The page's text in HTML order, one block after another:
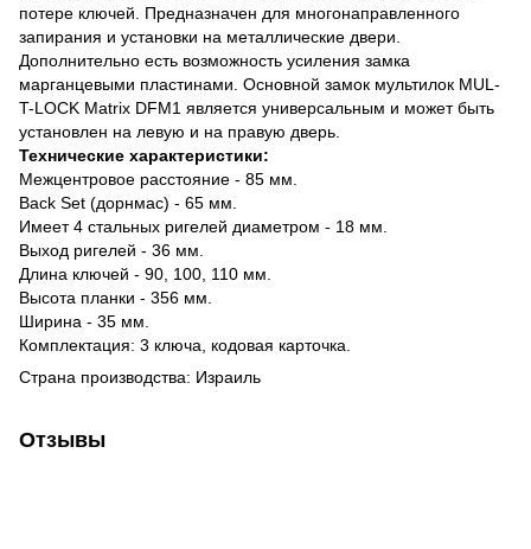
потере ключей. Предназначен для многонаправленного
запирания и установки на металлические двери.
Дополнительно есть возможность усиления замка
марганцевыми пластинами. Основной замок мультилок MUL-
T-LOCK Matrix DFM1 является универсальным и может быть
установлен на левую и на правую дверь.
Технические характеристики:
Межцентровое расстояние - 85 мм.
Back Set (дорнмас) - 65 мм.
Имеет 4 стальных ригелей диаметром - 18 мм.
Выход ригелей - 36 мм.
Длина ключей - 90, 100, 110 мм.
Высота планки - 356 мм.
Ширина - 35 мм.
Комплектация: 3 ключа, кодовая карточка.
Страна производства: Израиль
Отзывы